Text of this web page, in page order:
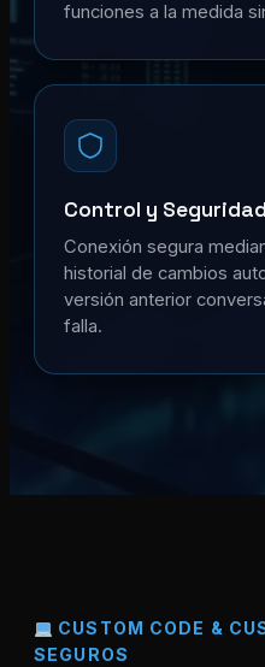
funciones a la medida
Control y Seguridad
Conexión segura
historial de cambios
versión anterior
falla.
CUSTOM CODE &
SEGUROS